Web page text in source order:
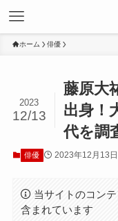
ホーム 俳優
藤原大
出身！
代を調
2023
12/13
俳優 2023年12月13日
当サイトのコン
含まれています